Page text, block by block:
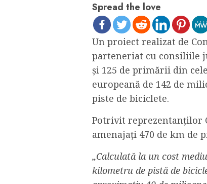
Spread the love
Un proiect realizat de
parteneriat cu consiliile
și 125 de primării din
europeană de 142 de
piste de biciclete.
Potrivit reprezentanților
amenajați 470 de km de
„Calculată la un cost
kilometru de pistă de